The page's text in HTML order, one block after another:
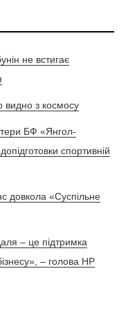
не встигає
видно з космосу
БФ «Янгол-
спортивній
довкола «Суспільне
– це підтримка
– голова НР